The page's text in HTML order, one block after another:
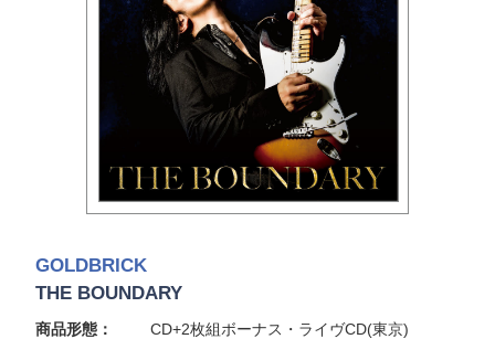
GOLDBRICK
THE BOUNDARY
商品形態：
CD+2枚組ボーナス・ライヴCD(東京)